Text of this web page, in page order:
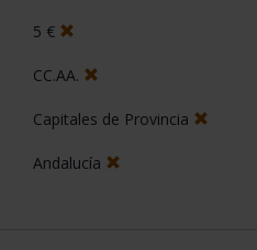
5 €
CC.AA.
Capitales de Provincia
Andalucía